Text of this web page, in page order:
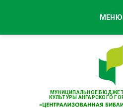
МУНИЦИПАЛЬНОЕ
КУЛЬТУРЫ АНГАРСКОГО
МЕНЮ